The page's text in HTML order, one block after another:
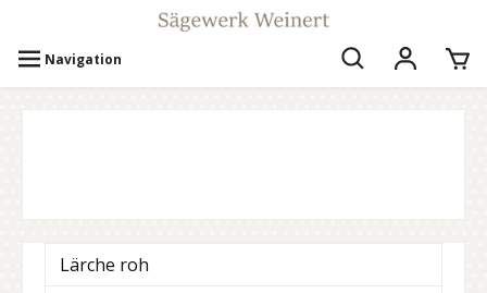
Navigation
Lärche roh